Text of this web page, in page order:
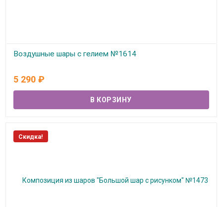
Воздушные шары с гелием №1614
5 290 ₽
Скидка!